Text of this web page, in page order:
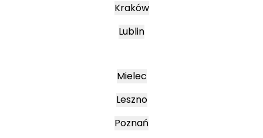
Kraków
Lublin
Mielec
Leszno
Poznań